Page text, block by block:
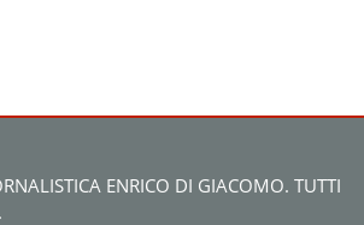
ENRICO DI GIACOMO. TUTTI